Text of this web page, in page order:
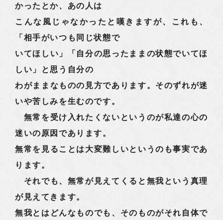
かったとか、あの人は
こんな風じゃなかったと嘆きますが、これも、
「相手がいつも同じ状態で
いてほしい」「自分の思ったままの状態でいてほ
しい」と思う自分の
わがままなものの見方であります。そのずれが迷
いや苦しみを生むのです。
無常を受け入れたくないというのが私達の心の
迷いの原因であります。
無常を見ることは大変難しいというのも事実であ
ります。
それでも、無常が見えてくると無我という真理
が見えてきます。
無我とはどんなものでも、そのものがそれ自体で